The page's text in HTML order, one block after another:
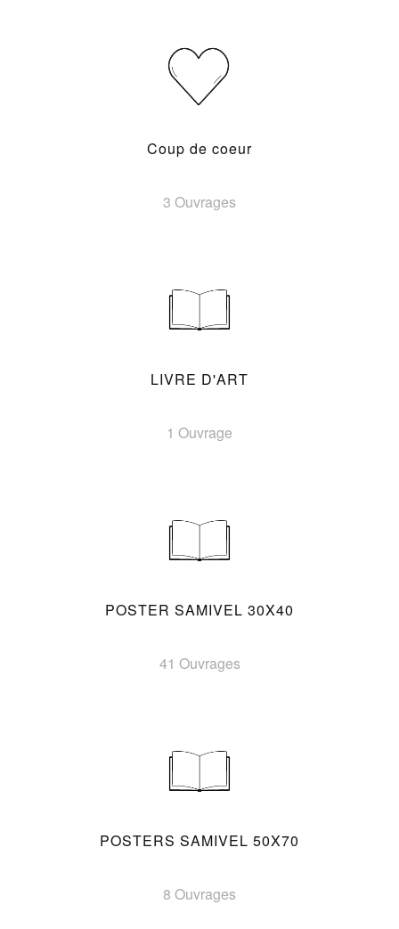
Coup de coeur
3 Ouvrages
LIVRE D'ART
1 Ouvrage
POSTER SAMIVEL 30X40
41 Ouvrages
POSTERS SAMIVEL 50X70
8 Ouvrages